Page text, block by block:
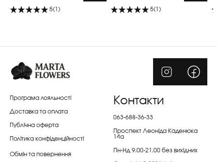
5(1) 5(1)
Програма лояльності
Доставка та оплата
Публічна оферта
Політика конфіденційності
Обмін та повернення
Контакти
063-688-36-33
Проспект Леоніда Каденюка
14а
Пн-Нд 9.00-21.00 без вихідних